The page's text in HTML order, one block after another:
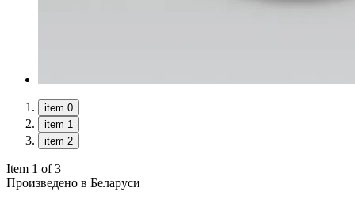
item 0
item 1
item 2
Item 1 of 3
Произведено в Беларуси